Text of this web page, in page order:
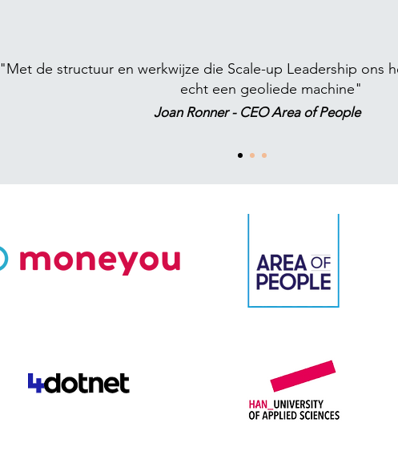
"Met de structuur en werkwijze die Scale-up Leadership ons
echt een geoliede machine"
Joan Ronner - CEO Area of People